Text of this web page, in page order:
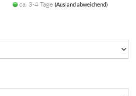
ca. 3-4 Tage(Ausland abweichend)